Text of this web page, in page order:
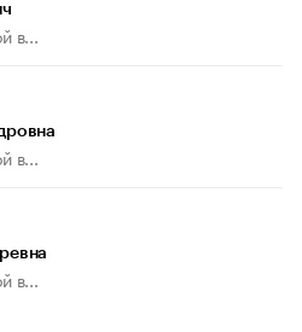
в...
в...
в...